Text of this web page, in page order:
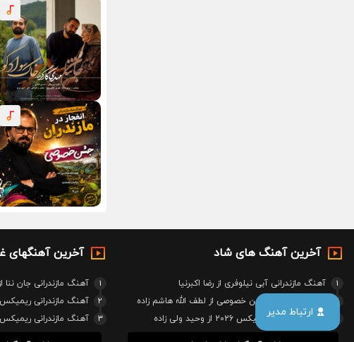
ارتباط مدیر
آخرین آهنگ های شاد
1
آهنگ مازندرانی آبی نیلوفری از رضا اکبرنیا
2
آهنگ مازندرانی جشن خصوصی از لطف الله هاشم زاده
3
آهنگ مازندرانی ریمیکس 2026 از وحید ولی زاده
آخرین آهنگهای
1
آهنگ مازندرانی جان ننا
2
آهنگ مازندرانی
3
آهنگ مازندرانی